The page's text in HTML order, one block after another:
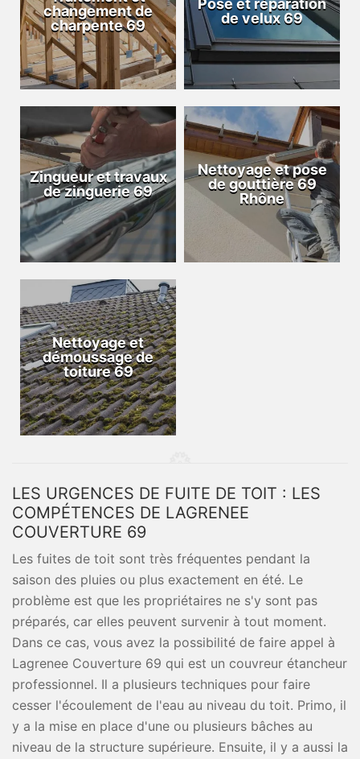
changement de
charpente 69
Pose et réparation
de velux 69
Zingueur et travaux
de zinguerie 69
Nettoyage et pose
de gouttière 69
Rhône
Nettoyage et
démoussage de
toiture 69
LES URGENCES DE FUITE DE TOIT : LES
COMPÉTENCES DE LAGRENEE
COUVERTURE 69
Les fuites de toit sont très fréquentes pendant la
saison des pluies ou plus exactement en été. Le
problème est que les propriétaires ne s'y sont pas
préparés, car elles peuvent survenir à tout moment.
Dans ce cas, vous avez la possibilité de faire appel à
Lagrenee Couverture 69 qui est un couvreur étancheur
professionnel. Il a plusieurs techniques pour faire
cesser l'écoulement de l'eau au niveau du toit. Primo, il
y a la mise en place d'une ou plusieurs bâches au
niveau de la structure supérieure. Ensuite, il y a aussi la